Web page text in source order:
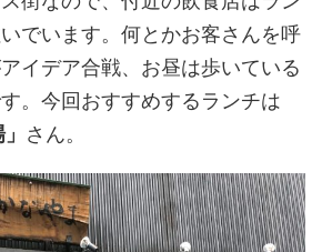
でいます。何とかお客さんを呼
イデア合戦、お昼は歩いている
。今回おすすめするランチは
さん。